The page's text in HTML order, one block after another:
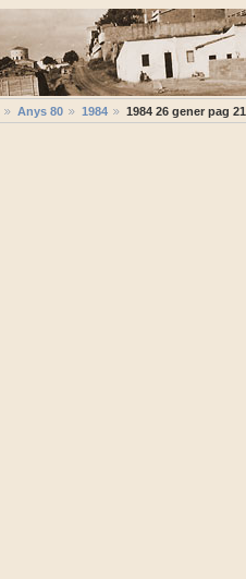
Anys 80 1984 1984 26 gener pag 21